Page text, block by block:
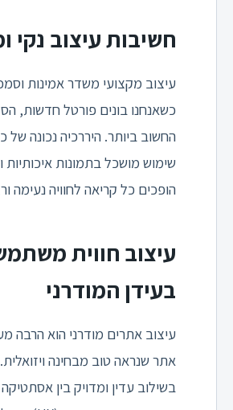
חשיבות עיצוב נקי
עיצוב מקצועי משדר אמינות
כשאנחנו בונים פורטל חדשות,
החשוב ביותר. היררכיה נכונה של
שימוש מושכל בתמונות איכותיות
הופכים כל קריאה לחוויה נעימה
בעידן המודרני
עיצוב אתרים מודרני הוא הרבה
אתר שנראה טוב מבחינה
בשילוב עדין ומדויק בין